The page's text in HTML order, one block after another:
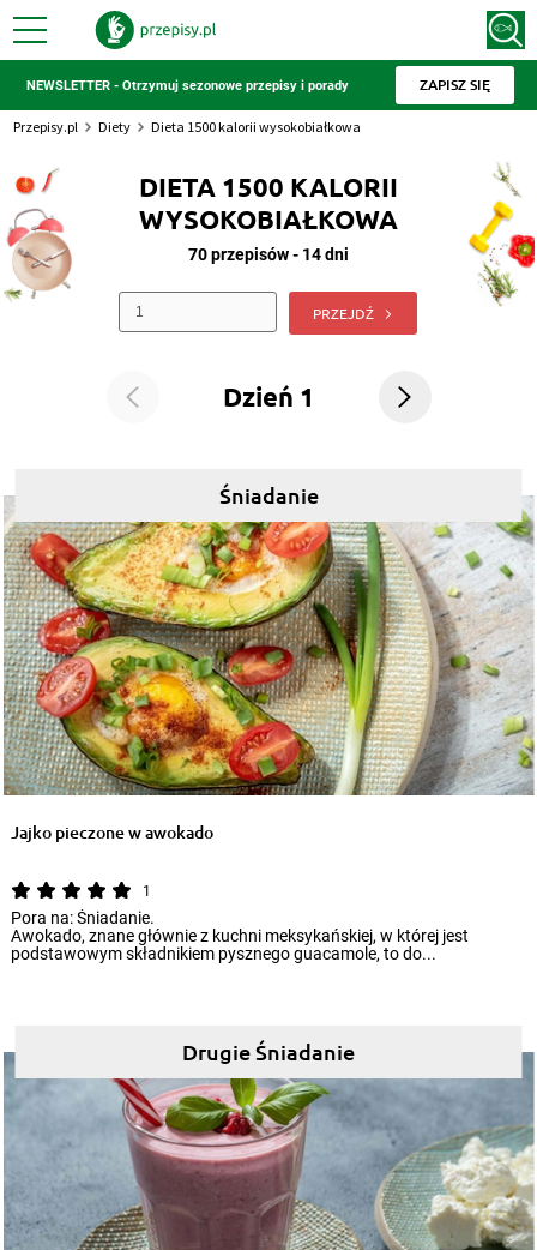
NEWSLETTER - Otrzymuj sezonowe przepisy i porady ZAPISZ SIĘ
Przepisy.pl Diety Dieta 1500 kalorii wysokobiałkowa
DIETA 1500 KALORII
WYSOKOBIAŁKOWA
70 przepisów - 14 dni
PRZEJDŹ
Dzień 1
Śniadanie
Jajko pieczone w awokado
1
Pora na: Śniadanie.
Awokado, znane głównie z kuchni meksykańskiej, w której jest
podstawowym składnikiem pysznego guacamole, to do...
Drugie Śniadanie